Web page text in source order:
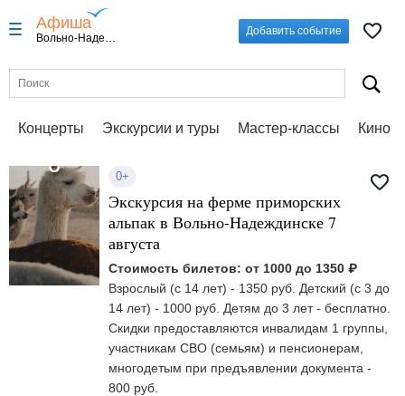
Афиша
Вольно-Надеждинское
Добавить событие
Концерты Экскурсии и туры Мастер-классы Кино
0+
Экскурсия на ферме приморских
альпак в Вольно-Надеждинске 7
августа
Стоимость билетов: от 1000 до 1350 ₽
Взрослый (с 14 лет) - 1350 руб. Детский (с 3 до
14 лет) - 1000 руб. Детям до 3 лет - бесплатно.
Скидки предоставляются инвалидам 1 группы,
участникам СВО (семьям) и пенсионерам,
многодетым при предъявлении документа -
800 руб.